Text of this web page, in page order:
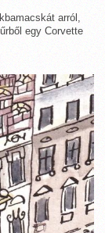
arról,
egy Corvette